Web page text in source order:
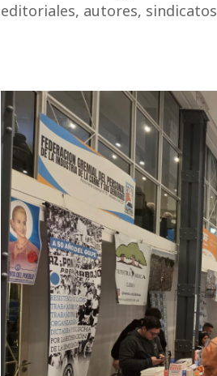
editoriales, autores,